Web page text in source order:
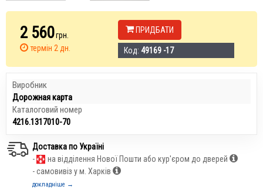
2 560грн.
термін 2 дн.
ПРИДБАТИ
Код: 49169 -17
Виробник
Дорожная карта
Каталоговий номер
4216.1317010-70
Доставка по Україні
-
на відділення Нової Пошти або кур'єром до дверей
- самовивіз у м. Харків
докладніше →